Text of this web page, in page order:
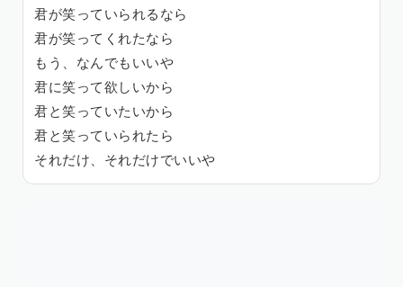
君が笑っていられるなら
君が笑ってくれたなら
もう、なんでもいいや
君に笑って欲しいから
君と笑っていたいから
君と笑っていられたら
それだけ、それだけでいいや